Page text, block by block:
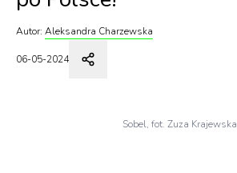
Autor: Aleksandra Charzewska
06-05-2024
Sobel, fot. Zuza Krajewska